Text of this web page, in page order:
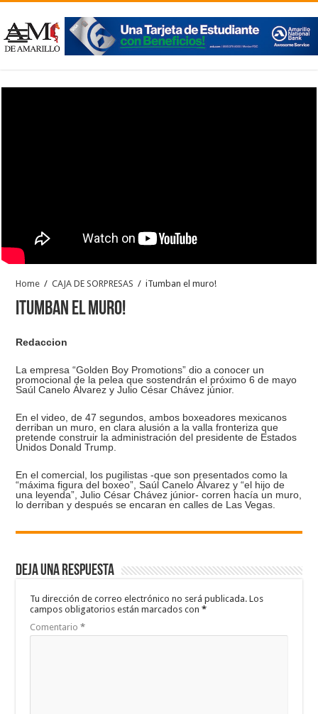
Home / CAJA DE SORPRESAS / iTumban el muro!
iTumban el muro!
Redaccion
La empresa “Golden Boy Promotions” dio a conocer un
promocional de la pelea que sostendrán el próximo 6 de mayo
Saúl Canelo Álvarez y Julio César Chávez júnior.
En el video, de 47 segundos, ambos boxeadores mexicanos
derriban un muro, en clara alusión a la valla fronteriza que
pretende construir la administración del presidente de Estados
Unidos Donald Trump.
En el comercial, los pugilistas -que son presentados como la
“máxima figura del boxeo”, Saúl Canelo Álvarez y “el hijo de
una leyenda”, Julio César Chávez júnior- corren hacía un muro,
lo derriban y después se encaran en calles de Las Vegas.
Deja una respuesta
Tu dirección de correo electrónico no será publicada. Los
campos obligatorios están marcados con*
Comentario*